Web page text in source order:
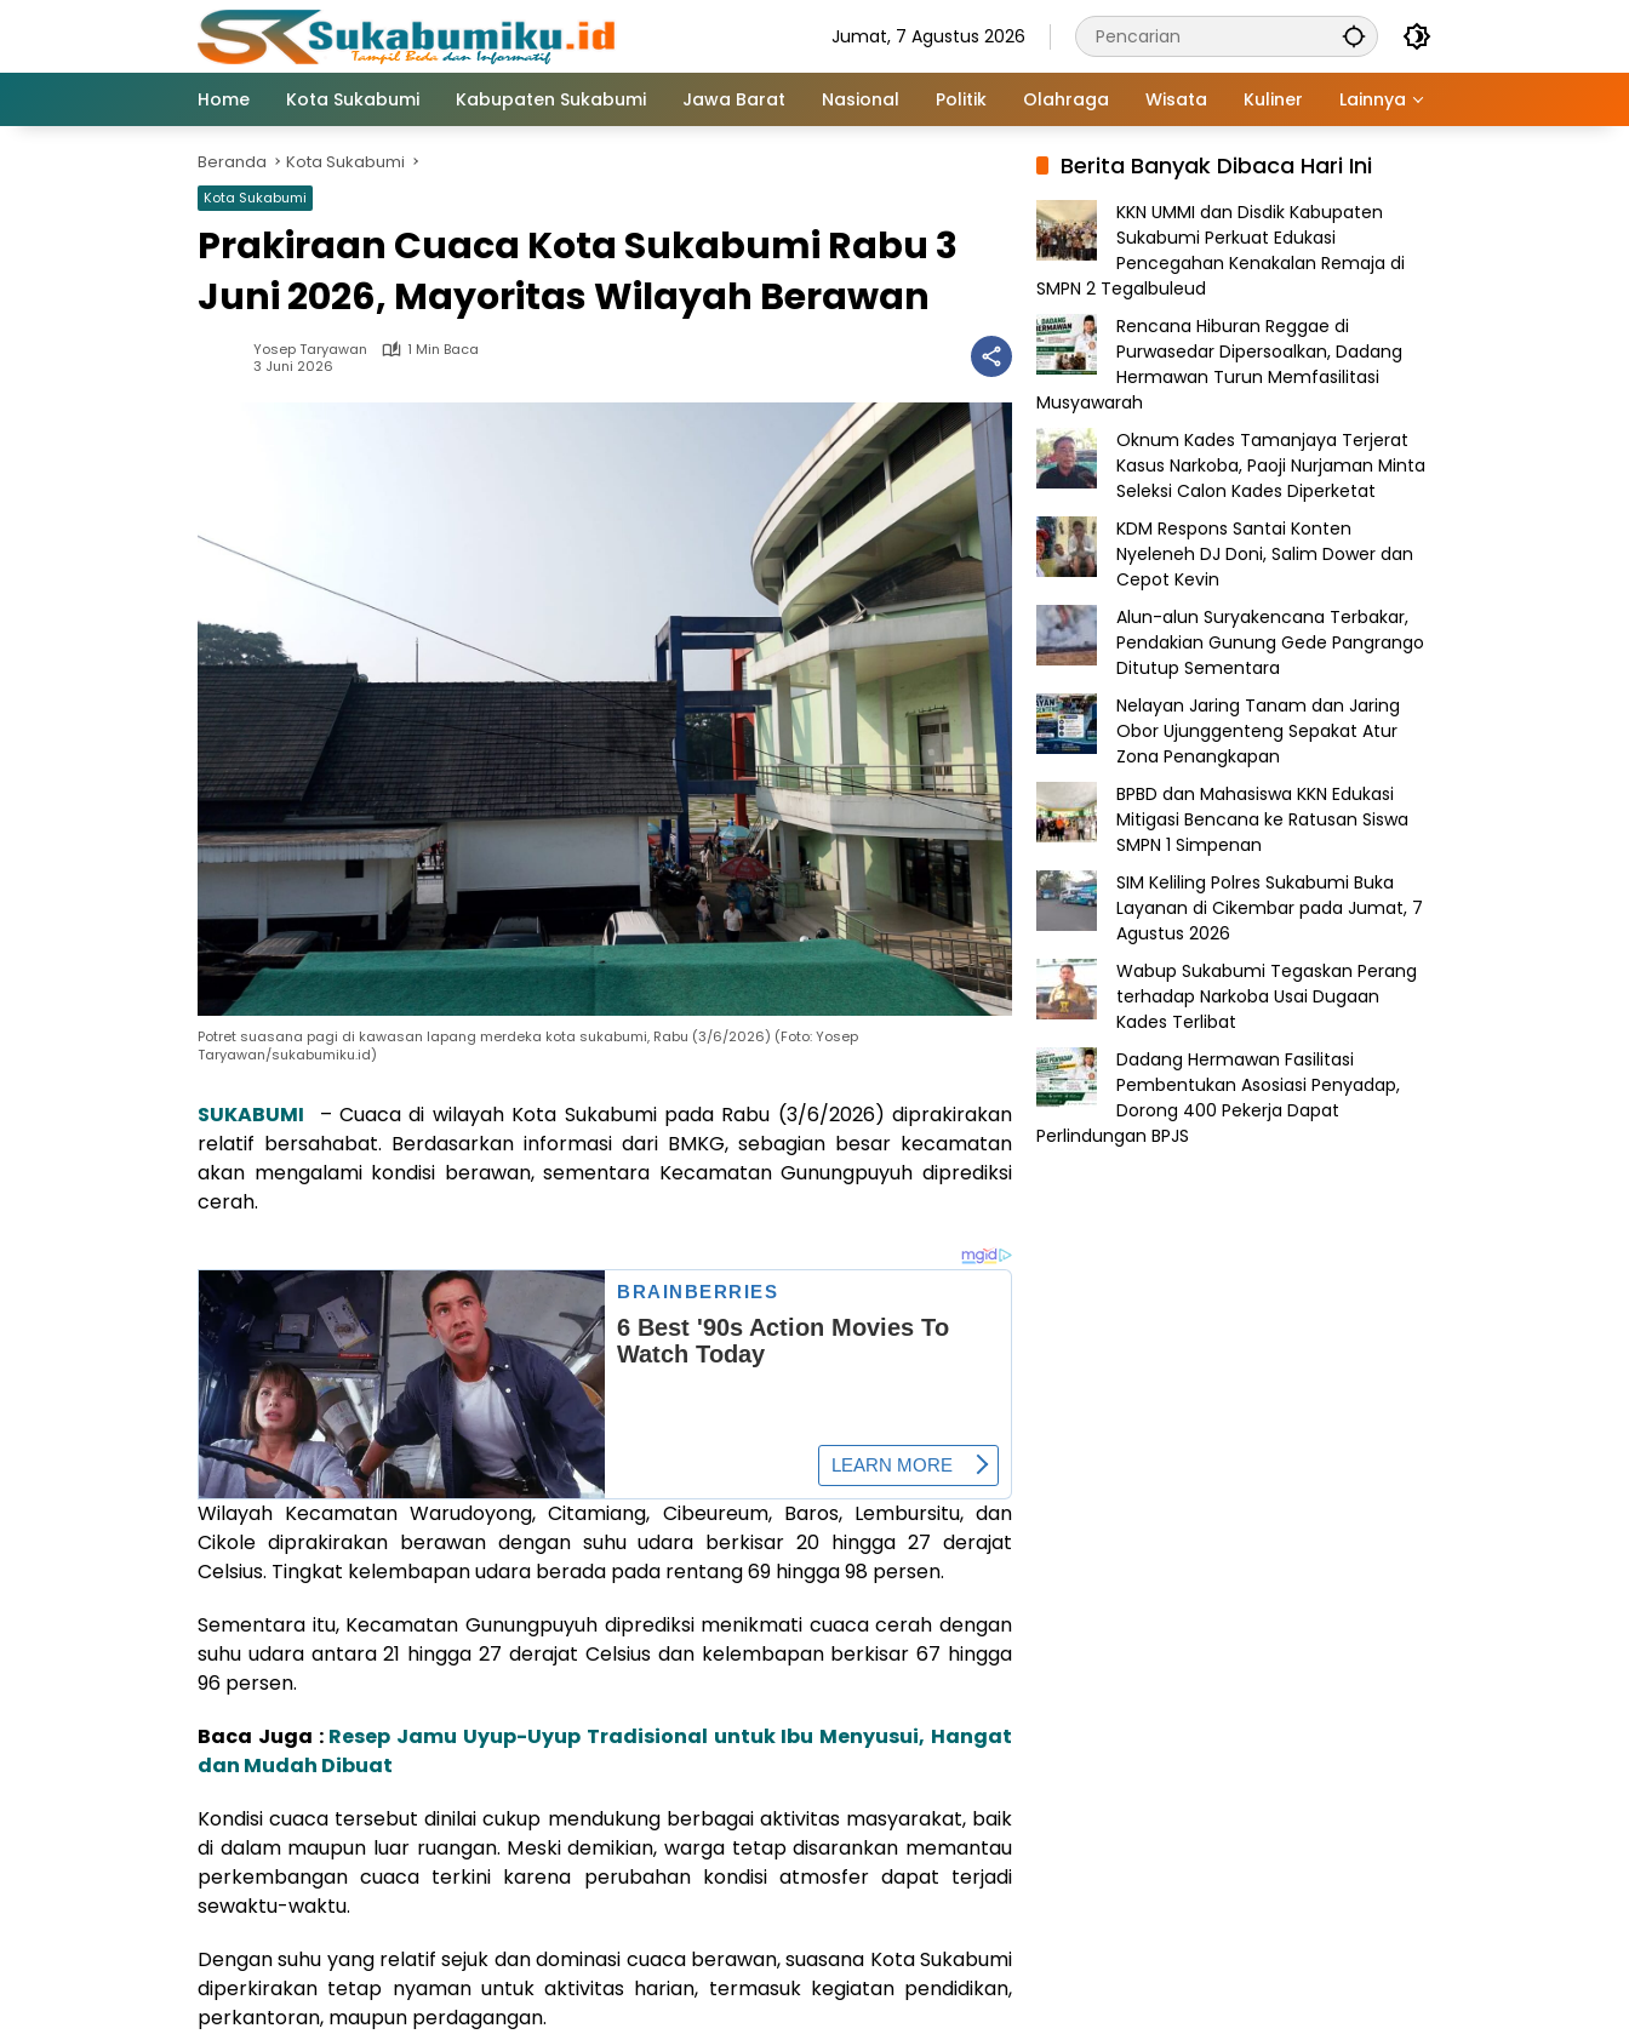
Jumat, 7 Agustus 2026
Home Kota Sukabumi Kabupaten Sukabumi Jawa Barat Nasional Politik Olahraga Wisata Kuliner Lainnya
Beranda Kota Sukabumi
Kota Sukabumi
Prakiraan Cuaca Kota Sukabumi Rabu 3
Juni 2026, Mayoritas Wilayah Berawan
Yosep Taryawan
1 Min Baca
3 Juni 2026
Potret suasana pagi di kawasan lapang merdeka kota sukabumi, Rabu (3/6/2026) (Foto: Yosep
Taryawan/sukabumiku.id)
SUKABUMI – Cuaca di wilayah Kota Sukabumi pada Rabu (3/6/2026) diprakirakan
relatif bersahabat. Berdasarkan informasi dari BMKG, sebagian besar kecamatan
akan mengalami kondisi berawan, sementara Kecamatan Gunungpuyuh diprediksi
cerah.
Wilayah Kecamatan Warudoyong, Citamiang, Cibeureum, Baros, Lembursitu, dan
Cikole diprakirakan berawan dengan suhu udara berkisar 20 hingga 27 derajat
Celsius. Tingkat kelembapan udara berada pada rentang 69 hingga 98 persen.
Sementara itu, Kecamatan Gunungpuyuh diprediksi menikmati cuaca cerah dengan
suhu udara antara 21 hingga 27 derajat Celsius dan kelembapan berkisar 67 hingga
96 persen.
Baca Juga : Resep Jamu Uyup-Uyup Tradisional untuk Ibu Menyusui, Hangat
dan Mudah Dibuat
Kondisi cuaca tersebut dinilai cukup mendukung berbagai aktivitas masyarakat, baik
di dalam maupun luar ruangan. Meski demikian, warga tetap disarankan memantau
perkembangan cuaca terkini karena perubahan kondisi atmosfer dapat terjadi
sewaktu-waktu.
Dengan suhu yang relatif sejuk dan dominasi cuaca berawan, suasana Kota Sukabumi
diperkirakan tetap nyaman untuk aktivitas harian, termasuk kegiatan pendidikan,
perkantoran, maupun perdagangan.
Berita Banyak Dibaca Hari Ini
KKN UMMI dan Disdik Kabupaten
Sukabumi Perkuat Edukasi
Pencegahan Kenakalan Remaja di
SMPN 2 Tegalbuleud
Rencana Hiburan Reggae di
Purwasedar Dipersoalkan, Dadang
Hermawan Turun Memfasilitasi
Musyawarah
Oknum Kades Tamanjaya Terjerat
Kasus Narkoba, Paoji Nurjaman Minta
Seleksi Calon Kades Diperketat
KDM Respons Santai Konten
Nyeleneh DJ Doni, Salim Dower dan
Cepot Kevin
Alun-alun Suryakencana Terbakar,
Pendakian Gunung Gede Pangrango
Ditutup Sementara
Nelayan Jaring Tanam dan Jaring
Obor Ujunggenteng Sepakat Atur
Zona Penangkapan
BPBD dan Mahasiswa KKN Edukasi
Mitigasi Bencana ke Ratusan Siswa
SMPN 1 Simpenan
SIM Keliling Polres Sukabumi Buka
Layanan di Cikembar pada Jumat, 7
Agustus 2026
Wabup Sukabumi Tegaskan Perang
terhadap Narkoba Usai Dugaan
Kades Terlibat
Dadang Hermawan Fasilitasi
Pembentukan Asosiasi Penyadap,
Dorong 400 Pekerja Dapat
Perlindungan BPJS